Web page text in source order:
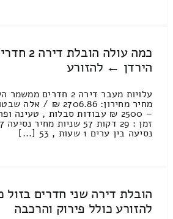
כמה עולה
הירדן ← להזורע
עלויות מעבר דירה 2
נסיעה בין ערים 1 שעות , 53 [...]
הובלת דירה שני חדרים
להזורע כולל פירוק והרכבה